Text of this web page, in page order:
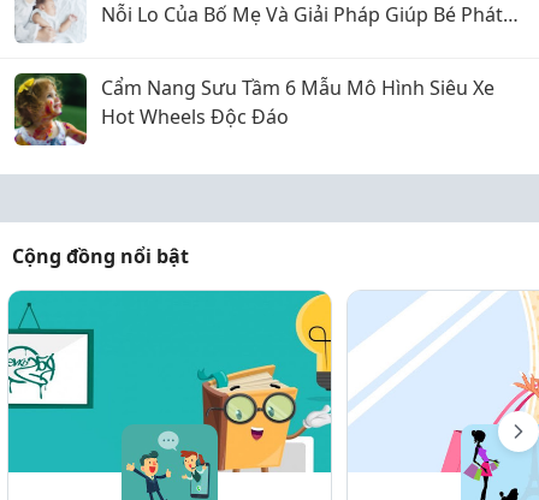
Nỗi Lo Của Bố Mẹ Và Giải Pháp Giúp Bé Phát
Cẩm Nang Sưu Tầm 6 Mẫu Mô Hình Siêu Xe
Hot Wheels Độc Đáo
Cộng đồng nổi bật